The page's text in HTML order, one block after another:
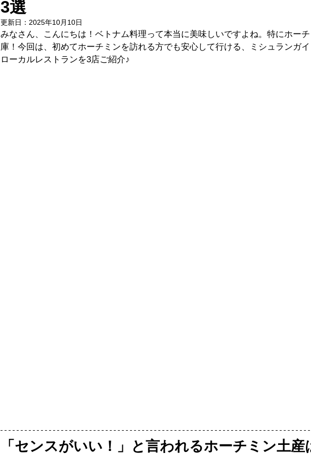
3選
更新日： 2025年10月10日
みなさん、こんにちは！ベトナム料理って本当に美味しいですよね。特にホー
庫！今回は、初めてホーチミンを訪れる方でも安心して行ける、ミシュランガ
ローカルレストランを3店ご紹介♪
「センスがいい！」と言われるホーチミン土産